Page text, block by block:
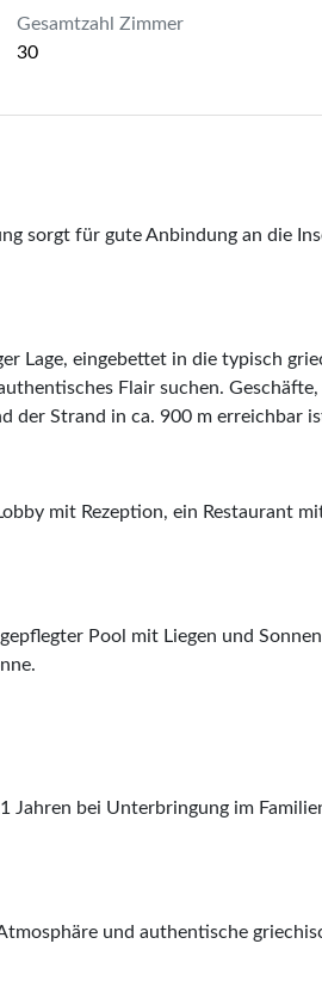
Gesamtzahl Zimmer
30
sorgt für gute Anbindung an die
Lage, eingebettet in die typisch
Flair suchen.
der Strand in ca. 900 m erreichbar
mit Rezeption, ein Restaurant
Pool mit Liegen und
Jahren bei Unterbringung im
und authentische